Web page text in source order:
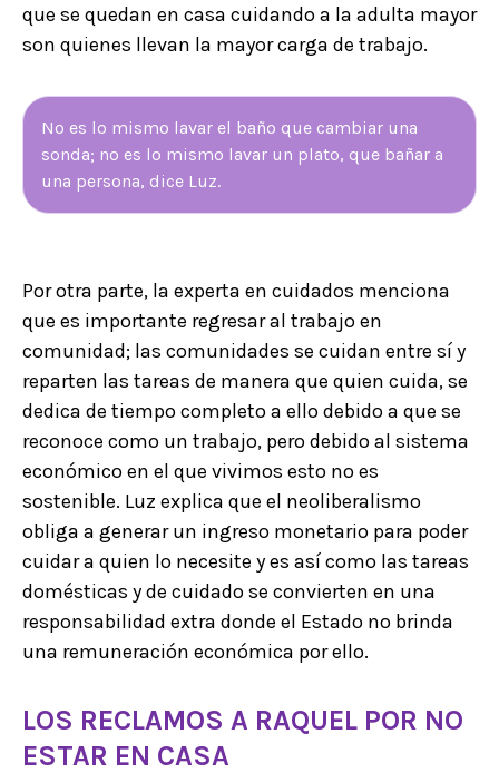
que se quedan en casa cuidando a la adulta mayor
son quienes llevan la mayor carga de trabajo.
No es lo mismo lavar el baño que cambiar una
sonda; no es lo mismo lavar un plato, que bañar a
una persona, dice Luz.
Por otra parte, la experta en cuidados menciona
que es importante regresar al trabajo en
comunidad; las comunidades se cuidan entre sí y
reparten las tareas de manera que quien cuida, se
dedica de tiempo completo a ello debido a que se
reconoce como un trabajo, pero debido al sistema
económico en el que vivimos esto no es
sostenible. Luz explica que el neoliberalismo
obliga a generar un ingreso monetario para poder
cuidar a quien lo necesite y es así como las tareas
domésticas y de cuidado se convierten en una
responsabilidad extra donde el Estado no brinda
una remuneración económica por ello.
LOS RECLAMOS A RAQUEL POR NO
ESTAR EN CASA